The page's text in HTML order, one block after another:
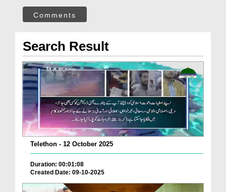
Comments
Search Result
Telethon - 12 October 2025
Duration: 00:01:08
Created Date: 09-10-2025